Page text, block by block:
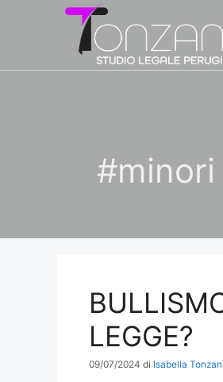
#minori
LEGGE?
09/07/2024 di Isabella Tonzani